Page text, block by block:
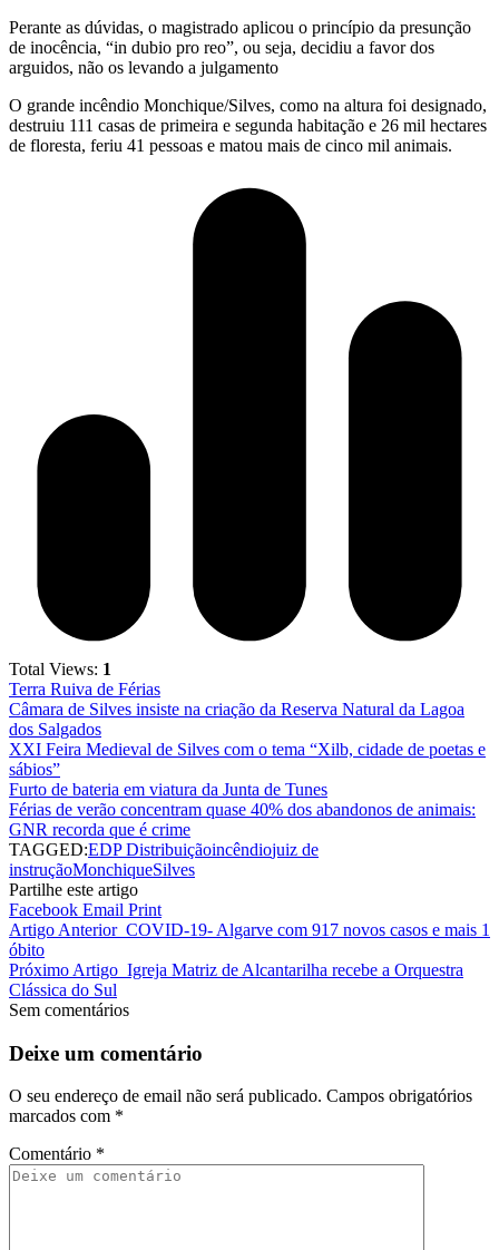
Perante as dúvidas, o magistrado aplicou o princípio da presunção
de inocência, “in dubio pro reo”, ou seja, decidiu a favor dos
arguidos, não os levando a julgamento
O grande incêndio Monchique/Silves, como na altura foi designado,
destruiu 111 casas de primeira e segunda habitação e 26 mil hectares
de floresta, feriu 41 pessoas e matou mais de cinco mil animais.
Total Views: 1
Terra Ruiva de Férias
Câmara de Silves insiste na criação da Reserva Natural da Lagoa
dos Salgados
XXI Feira Medieval de Silves com o tema “Xilb, cidade de poetas e
sábios”
Furto de bateria em viatura da Junta de Tunes
Férias de verão concentram quase 40% dos abandonos de animais:
GNR recorda que é crime
TAGGED:EDP Distribuiçãoincêndiojuiz de
instruçãoMonchiqueSilves
Partilhe este artigo
Facebook Email Print
Artigo Anterior COVID-19- Algarve com 917 novos casos e mais 1
óbito
Próximo Artigo Igreja Matriz de Alcantarilha recebe a Orquestra
Clássica do Sul
Sem comentários
Deixe um comentário
O seu endereço de email não será publicado. Campos obrigatórios
marcados com *
Comentário *